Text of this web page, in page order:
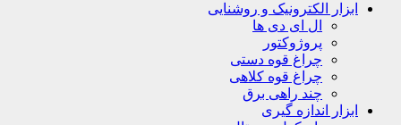
ابزار الکترونیک و روشنایی
ال ای دی ها
پروژوکتور
چراغ قوه دستی
چراغ قوه کلاهی
چند راهی برق
ابزار اندازه گیری